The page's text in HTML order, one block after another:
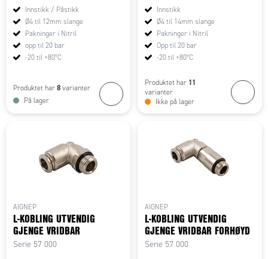
Innstikk / Påstikk
Ø4 til 12mm slange
Pakninger i Nitril
opp til 20 bar
-20 til +80°C
Produktet har 8 varianter
På lager
Innstikk
Ø4 til 14mm slange
Pakninger i Nitril
Opp til 20 bar
-20 til +80°C
Produktet har 11
varianter
Ikke på lager
AIGNEP
L-KOBLING UTVENDIG
GJENGE VRIDBAR
Serie 57 000
AIGNEP
L-KOBLING UTVENDIG
GJENGE VRIDBAR FORHØYD
Serie 57 000